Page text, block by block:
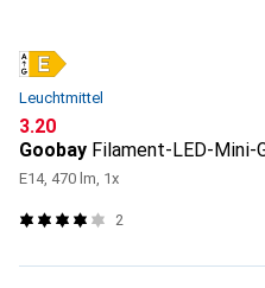
Leuchtmittel
CHF
3.20
Goobay Filament-LED-Mini-
E14, 470 lm, 1x
2